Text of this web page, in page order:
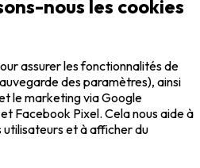
nous les cookies
assurer les fonctionnalités de
des paramètres), ainsi
le marketing via Google
Facebook Pixel. Cela nous aide à
et à afficher du